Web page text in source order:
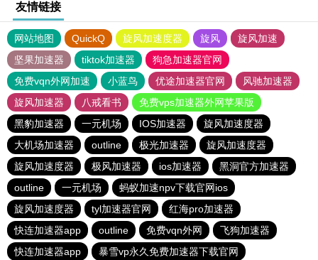
友情链接
网站地图 QuickQ 旋风加速度器 旋风
旋风加速
坚果加速器
tiktok加速器
狗急加速器官网
免费vqn外网加速
小蓝鸟 优途加速器官网
风驰加速器
旋风加速器
八戒看书
免费vps加速器外网苹果版
黑豹加速器
一元机场 IOS加速器
旋风加速度器
大机场加速器
outline 极光加速器
旋风加速度器
旋风加速度器
极风加速器 ios加速器
黑洞官方加速器
outline
一元机场
蚂蚁加速npv下载官网ios
旋风加速度器
tyl加速器官网
红海pro加速器
快连加速器app
outline 免费vqn外网
飞狗加速器
快连加速器app
暴雪vp永久免费加速器下载官网